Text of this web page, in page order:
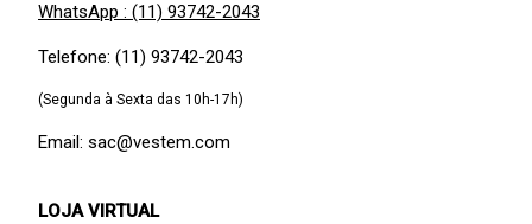
WhatsApp : (11) 93742-2043
Telefone: (11) 93742-2043
(Segunda à Sexta das 10h-17h)
Email: sac@vestem.com
LOJA VIRTUAL